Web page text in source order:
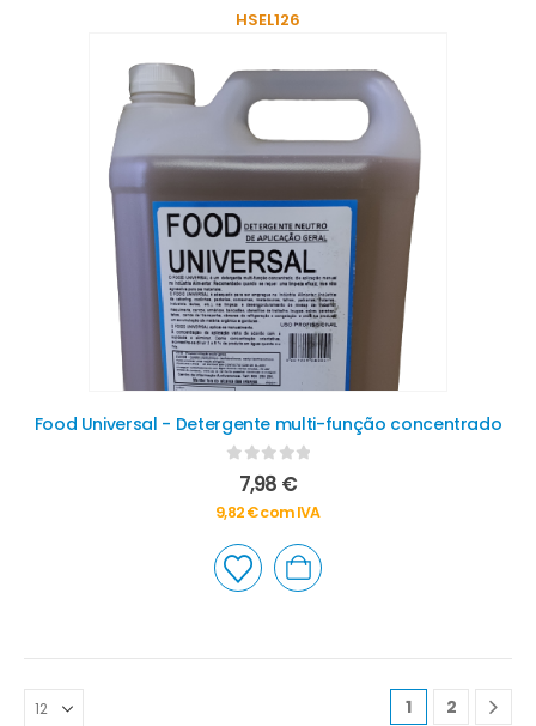
HSEL126
Food Universal - Detergente multi-função concentrado
out of 5
7,98 €
9,82€com IVA
1 2